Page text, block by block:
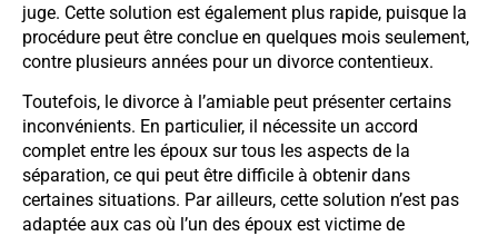
juge. Cette solution est également plus rapide, puisque la
procédure peut être conclue en quelques mois seulement,
contre plusieurs années pour un divorce contentieux.
Toutefois, le divorce à l’amiable peut présenter certains
inconvénients. En particulier, il nécessite un accord
complet entre les époux sur tous les aspects de la
séparation, ce qui peut être difficile à obtenir dans
certaines situations. Par ailleurs, cette solution n’est pas
adaptée aux cas où l’un des époux est victime de